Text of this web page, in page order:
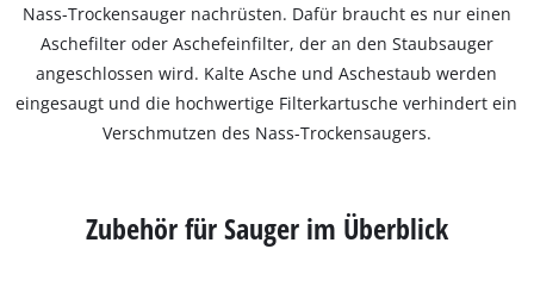
Nass-Trockensauger nachrüsten. Dafür braucht es nur einen
Aschefilter oder Aschefeinfilter, der an den Staubsauger
angeschlossen wird. Kalte Asche und Aschestaub werden
eingesaugt und die hochwertige Filterkartusche verhindert ein
Verschmutzen des Nass-Trockensaugers.
Zubehör für Sauger im Überblick